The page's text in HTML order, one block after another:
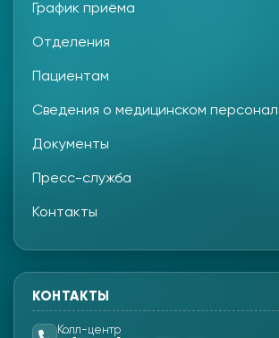
График приёма
Отделения
Пациентам
Сведения о медицинском
Документы
Пресс-служба
Контакты
КОНТАКТЫ
Колл-центр